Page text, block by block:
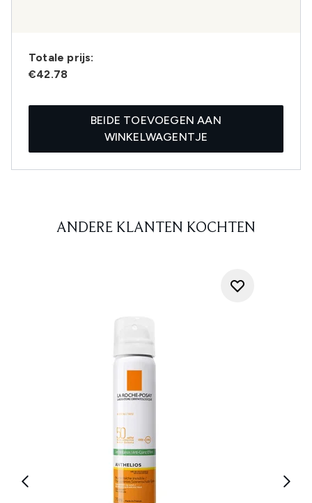
Totale prijs:
€42.78
BEIDE TOEVOEGEN AAN
WINKELWAGENTJE
ANDERE KLANTEN KOCHTEN